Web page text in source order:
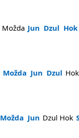
Možda Jun Dzul Hok
Možda Jun Dzul Hok
Možda Jun Dzul Hok